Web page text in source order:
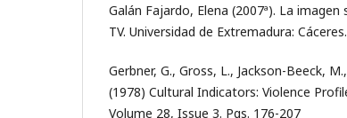
Galán Fajardo, Elena (2007ª). La
TV. Universidad de Extremadura: Cáceres.
Gerbner, G., Gross, L., Jackson-Beeck,
(1978) Cultural Indicators: Violence
Volume 28, Issue 3. Pgs. 176-207